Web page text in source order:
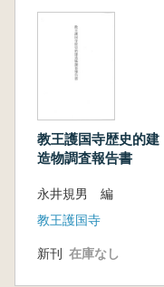
教王護国寺歴史的建
造物調査報告書
永井規男 編
教王護国寺
新刊 在庫なし